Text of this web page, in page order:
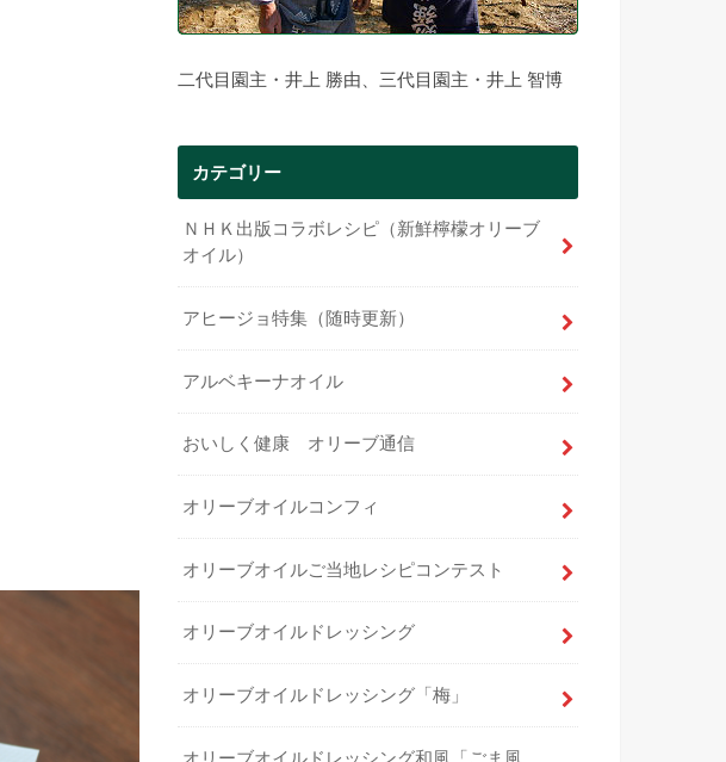
二代目園主・井上 勝由、三代目園主・井上 智博
カテゴリー
ＮＨＫ出版コラボレシピ（新鮮檸檬オリーブ
オイル）
アヒージョ特集（随時更新）
アルベキーナオイル
おいしく健康 オリーブ通信
オリーブオイルコンフィ
オリーブオイルご当地レシピコンテスト
オリーブオイルドレッシング
オリーブオイルドレッシング「梅」
オリーブオイルドレッシング和風「ごま風